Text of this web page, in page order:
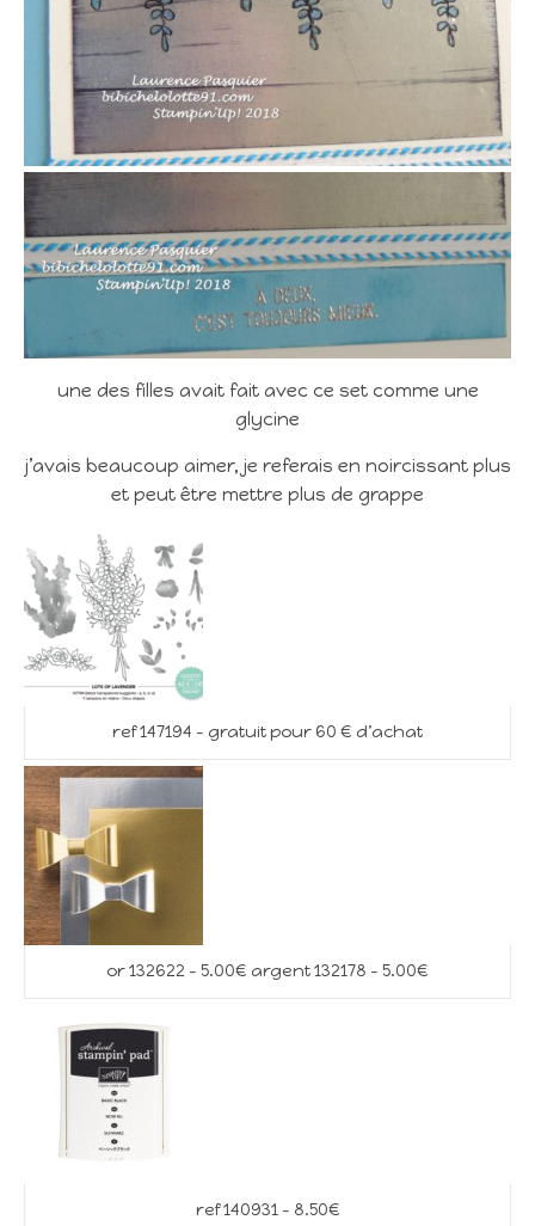
une des filles avait fait avec ce set comme une
glycine
j’avais beaucoup aimer, je referais en noircissant plus
et peut être mettre plus de grappe
ref 147194 – gratuit pour 60 € d’achat
or 132622 – 5.00€ argent 132178 – 5.00€
ref 140931 – 8.50€